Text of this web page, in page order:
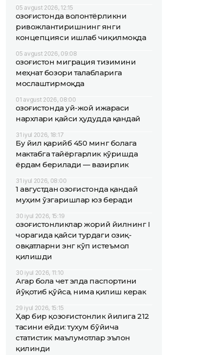
05 avgust 2026, 12:15
Қозоғистонда волонтёрликни
ривожлантиришнинг янги
концепцияси ишлаб чиқилмоқда
05 avgust 2026, 09:08
Қозоғистон миграция тизимини
меҳнат бозори талабларига
мослаштирмоқда
01 avgust 2026, 08:00
Қозоғистонда уй-жой ижараси
нархлари қайси ҳудудда қандай
31 iyul 2026, 18:17
Бу йил қарийб 450 минг болага
мактабга тайёргарлик кўришда
ёрдам берилади — вазирлик
31 iyul 2026, 08:00
1 августдан Қозоғистонда қандай
муҳим ўзгаришлар юз беради
30 iyul 2026, 15:19
Қозоғистонликлар жорий йилнинг I
чорагида қайси турдаги озиқ-
овқатларни энг кўп истеъмол
қилишди
30 iyul 2026, 11:10
Агар бола чет элда паспортини
йўқотиб қўйса, нима қилиш керак
29 iyul 2026, 15:15
Ҳар бир қозоғистонлик йилига 212
тасини ейди: тухум бўйича
статистик маълумотлар эълон
қилинди